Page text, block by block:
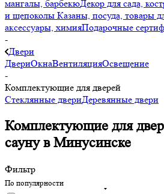
мангалы, барбекюДекор для сада,
и щепоколы Казаны, посуда, товары
аксессуары, химияПодарочные
-
Двери
ДвериОкнаВентиляцияОсвещение
-
Комплектующие для дверей
Стеклянные двериДеревянные двери
Комплектующие для
сауну в Минусинске
Фильтр
По популярности